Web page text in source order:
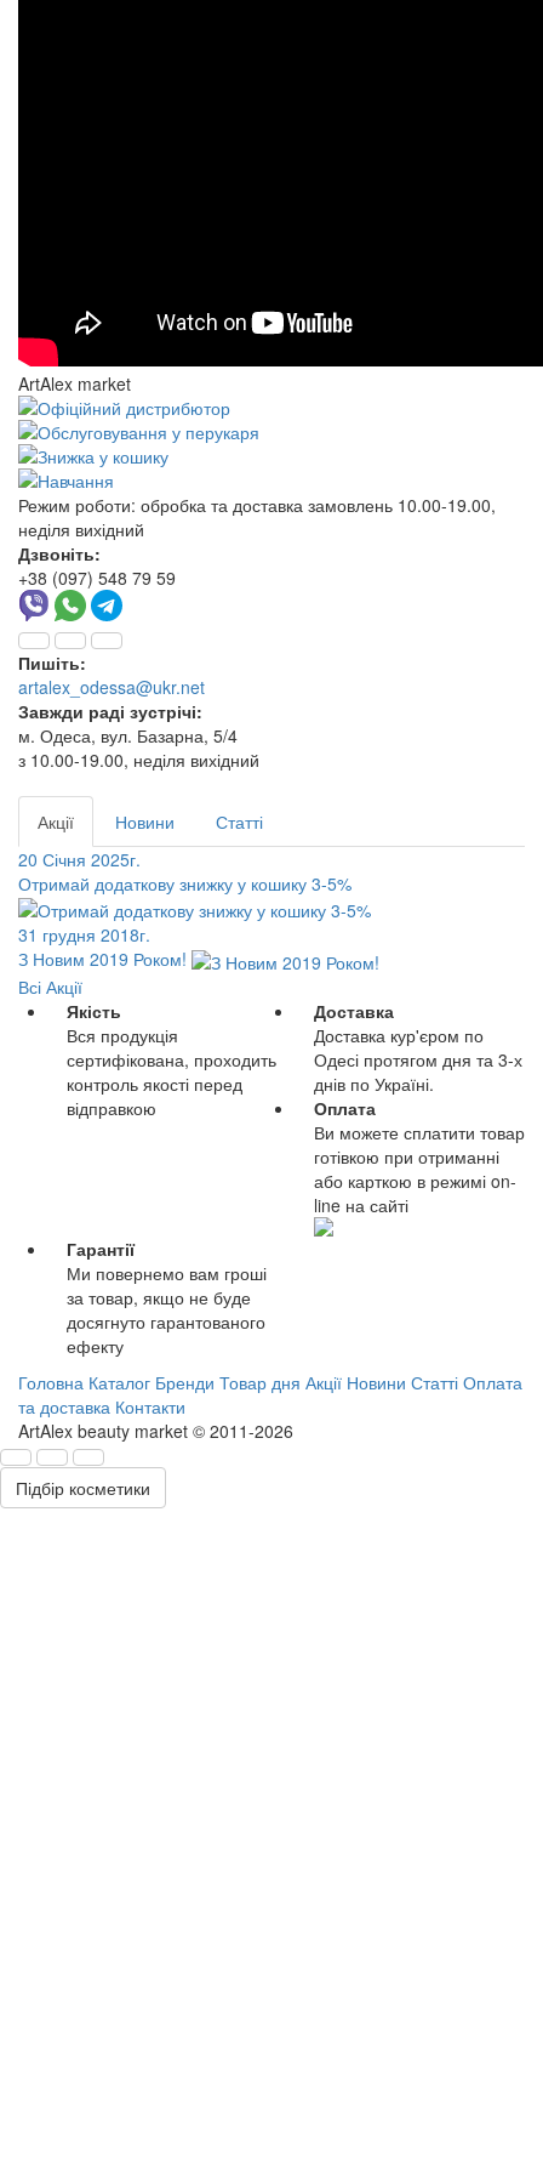
ArtAlex market
Режим роботи: обробка та доставка замовлень 10.00-19.00,
неділя вихідний
Дзвоніть:
+38 (097) 548 79 59
Пишіть:
artalex_odessa@ukr.net
Завжди раді зустрічі:
м. Одеса, вул. Базарна, 5/4
з 10.00-19.00, неділя вихідний
Акції Новини
Статті
20 Січня 2025г.
Отримай додаткову знижку у кошику 3-5%
31 грудня 2018г.
З Новим 2019 Роком!
Всі Акції
Якість
Вся продукція
сертифікована, проходить
контроль якості перед
відправкою
Доставка
Доставка кур'єром по
Одесі протягом дня та 3-х
днів по Україні.
Оплата
Ви можете сплатити товар
готівкою при отриманні
або карткою в режимі on-
line на сайті
Гарантії
Ми повернемо вам гроші
за товар, якщо не буде
досягнуто гарантованого
ефекту
Головна Каталог Бренди Товар дня Акції Новини Статті Оплата
та доставка Контакти
ArtAlex beauty market © 2011-2026
Підбір косметики